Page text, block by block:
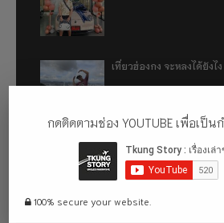
เที่ยวฮ่องกง จะหลงได้ยังไง
เที่ยวฮ่องกง จะหลงได้ยังไง
กดติดตามช่อง YOUTUBE เพื่อเป็น
100% secure your website.